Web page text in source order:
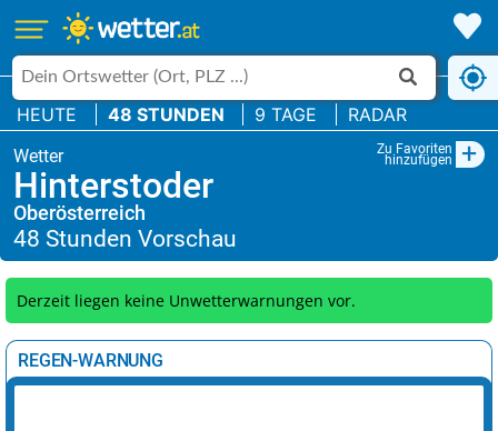
HEUTE 48 STUNDEN 9 TAGE RADAR
Zu Favoriten
hinzufügen +
Hinterstoder
Oberösterreich
Derzeit liegen keine Unwetterwarnungen vor.
REGEN-WARNUNG